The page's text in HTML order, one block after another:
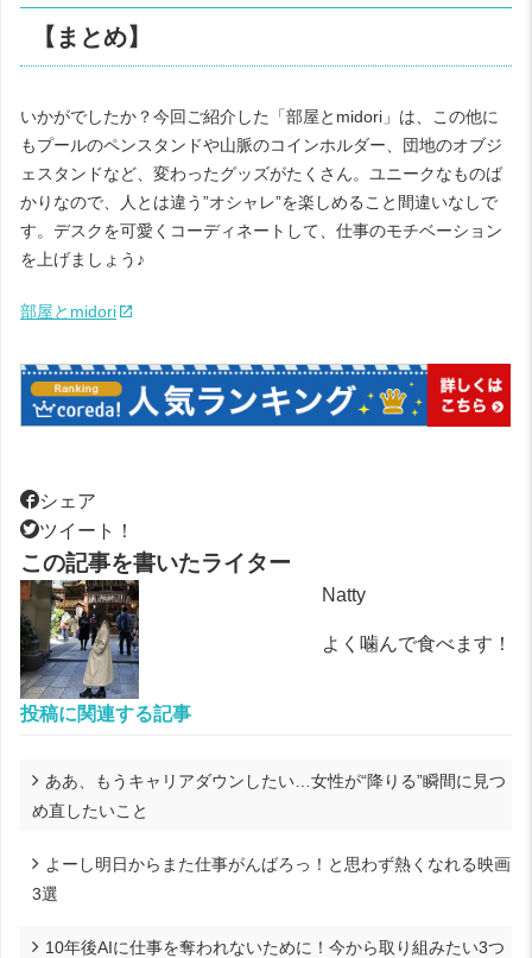
【まとめ】
いかがでしたか？今回ご紹介した「部屋とmidori」は、この他に
もプールのペンスタンドや山脈のコインホルダー、団地のオブジ
ェスタンドなど、変わったグッズがたくさん。ユニークなものば
かりなので、人とは違う”オシャレ”を楽しめること間違いなしで
す。デスクを可愛くコーディネートして、仕事のモチベーション
を上げましょう♪
部屋とmidori
シェア
ツイート！
この記事を書いたライター
Natty
よく噛んで食べます！
投稿に関連する記事
ああ、もうキャリアダウンしたい…女性が“降りる”瞬間に見つ
め直したいこと
よーし明日からまた仕事がんばろっ！と思わず熱くなれる映画
3選
10年後AIに仕事を奪われないために！今から取り組みたい3つ